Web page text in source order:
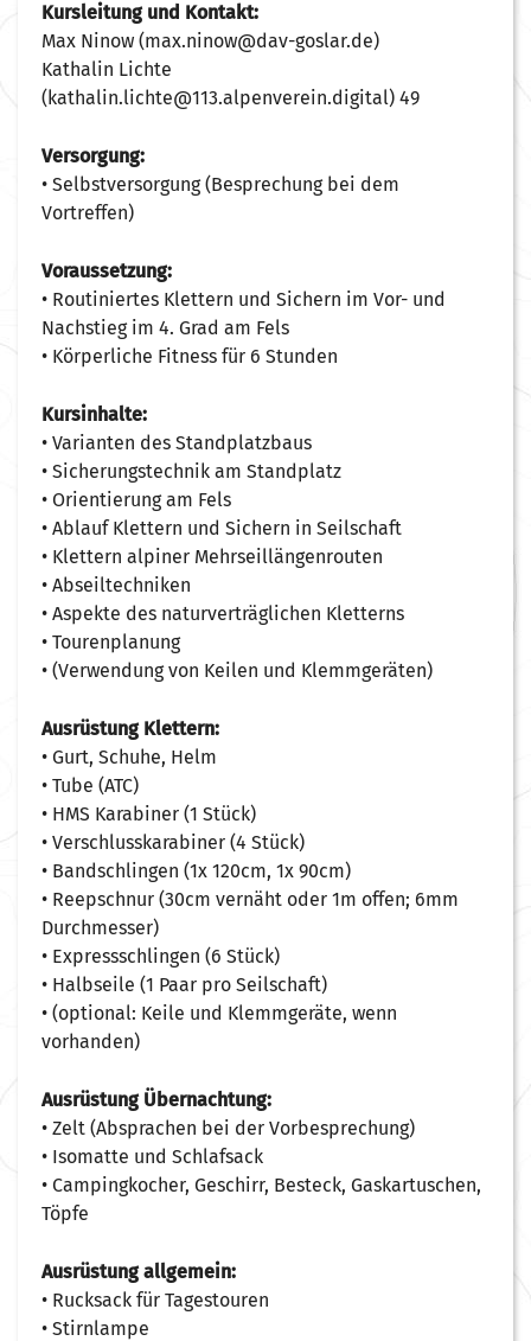
Kursleitung und Kontakt:
Max Ninow (max.ninow@dav-goslar.de)
Kathalin Lichte
(kathalin.lichte@113.alpenverein.digital) 49
Versorgung:
• Selbstversorgung (Besprechung bei dem
Vortreffen)
Voraussetzung:
• Routiniertes Klettern und Sichern im Vor- und
Nachstieg im 4. Grad am Fels
• Körperliche Fitness für 6 Stunden
Kursinhalte:
• Varianten des Standplatzbaus
• Sicherungstechnik am Standplatz
• Orientierung am Fels
• Ablauf Klettern und Sichern in Seilschaft
• Klettern alpiner Mehrseillängenrouten
• Abseiltechniken
• Aspekte des naturverträglichen Kletterns
• Tourenplanung
• (Verwendung von Keilen und Klemmgeräten)
Ausrüstung Klettern:
• Gurt, Schuhe, Helm
• Tube (ATC)
• HMS Karabiner (1 Stück)
• Verschlusskarabiner (4 Stück)
• Bandschlingen (1x 120cm, 1x 90cm)
• Reepschnur (30cm vernäht oder 1m offen; 6mm
Durchmesser)
• Expressschlingen (6 Stück)
• Halbseile (1 Paar pro Seilschaft)
• (optional: Keile und Klemmgeräte, wenn
vorhanden)
Ausrüstung Übernachtung:
• Zelt (Absprachen bei der Vorbesprechung)
• Isomatte und Schlafsack
• Campingkocher, Geschirr, Besteck, Gaskartuschen,
Töpfe
Ausrüstung allgemein:
• Rucksack für Tagestouren
• Stirnlampe